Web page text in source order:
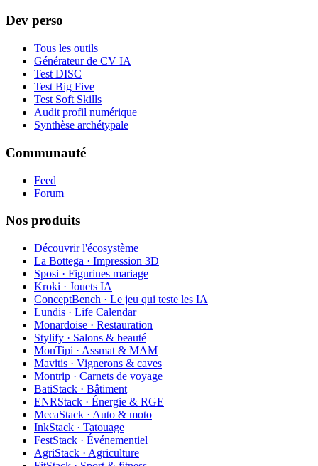
Dev perso
Tous les outils
Générateur de CV IA
Test DISC
Test Big Five
Test Soft Skills
Audit profil numérique
Synthèse archétypale
Communauté
Feed
Forum
Nos produits
Découvrir l'écosystème
La Bottega · Impression 3D
Sposi · Figurines mariage
Kroki · Jouets IA
ConceptBench · Le jeu qui teste les IA
Lundis · Life Calendar
Monardoise · Restauration
Stylify · Salons & beauté
MonTipi · Assmat & MAM
Mavitis · Vignerons & caves
Montrip · Carnets de voyage
BatiStack · Bâtiment
ENRStack · Énergie & RGE
MecaStack · Auto & moto
InkStack · Tatouage
FestStack · Événementiel
AgriStack · Agriculture